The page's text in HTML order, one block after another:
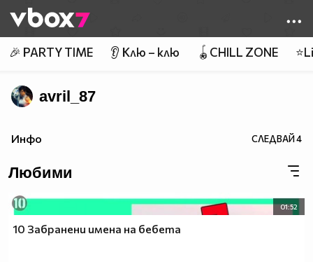
👾
🎉 PARTY TIME 👂 Клю – клю 🪀CHILL ZONE
avril_87
Инфо СЛЕДВАЙ4
Любими
01:52
10 Забранени имена на бебета